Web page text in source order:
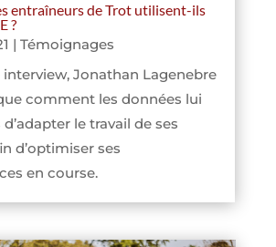
entraîneurs de Trot utilisent-ils
?
| Témoignages
Jonathan Lagenebre
comment les données lui
le travail de ses
d’optimiser ses
en course.